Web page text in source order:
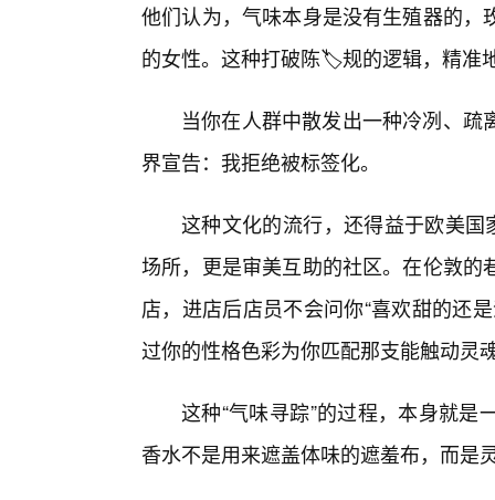
他们认为，气味本身是没有生殖器的
的女性。这种打破陈🏷️规的逻辑，精准
当你在人群中散发出一种冷冽、
界宣告：我拒绝被标签化。
这种文化的流行，还得益于欧美国
场所，更是审美互助的社区。在伦敦
店，进店后店员不会问你“喜欢甜的还
过你的性格色彩为你匹配那支能触动灵
这种“气味寻踪”的过程，本身就
香水不是用来遮盖体味的遮羞布，而是